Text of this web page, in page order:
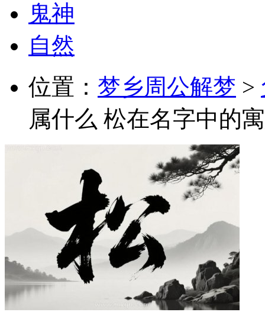
鬼神
自然
位置： 梦乡周公解梦 >
属什么 松在名字中的